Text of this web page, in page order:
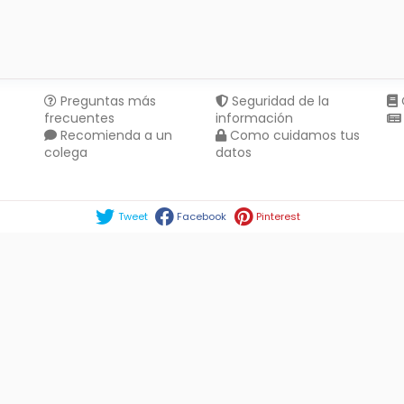
Preguntas más
frecuentes
Recomienda a un
colega
Seguridad de la
información
Como cuidamos tus
datos
Tweet Facebook Pinterest